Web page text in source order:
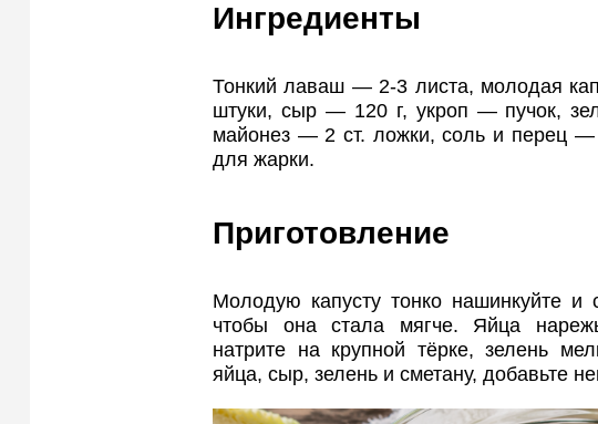
Ингредиенты
Тонкий лаваш — 2-3 листа, молодая
штуки, сыр — 120 г, укроп — пучок,
майонез — 2 ст. ложки, соль и перец —
для жарки.
Приготовление
Молодую капусту тонко нашинкуйте и
чтобы она стала мягче. Яйца
натрите на крупной тёрке, зелень
яйца, сыр, зелень и сметану, добавьте